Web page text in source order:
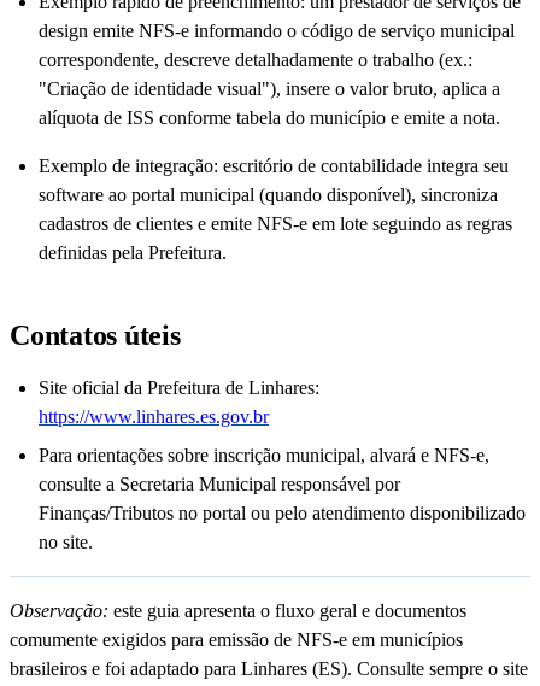
design emite NFS-e informando o código de serviço municipal
correspondente, descreve detalhadamente o trabalho (ex.:
"Criação de identidade visual"), insere o valor bruto, aplica a
alíquota de ISS conforme tabela do município e emite a nota.
Exemplo de integração: escritório de contabilidade integra seu
software ao portal municipal (quando disponível), sincroniza
cadastros de clientes e emite NFS-e em lote seguindo as regras
definidas pela Prefeitura.
Contatos úteis
Site oficial da Prefeitura de Linhares:
https://www.linhares.es.gov.br
Para orientações sobre inscrição municipal, alvará e NFS-e,
consulte a Secretaria Municipal responsável por
Finanças/Tributos no portal ou pelo atendimento disponibilizado
no site.
Observação: este guia apresenta o fluxo geral e documentos
comumente exigidos para emissão de NFS-e em municípios
brasileiros e foi adaptado para Linhares (ES). Consulte sempre o site